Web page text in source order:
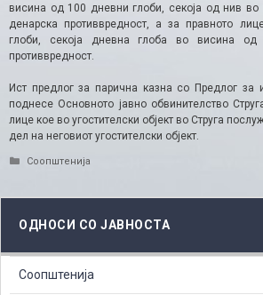
висина од 100 дневни глоби, секоја од нив
денарска противвредност, а за правното
глоби, секоја дневна глоба во висина
противвредност.
Ист предлог за парична казна со Предлог за
поднесе Основното јавно обвинителство
лице кое во угостителски објект во Струга
дел на неговиот угостителски објект.
Categories
Соопштенија
ОДНОСИ СО ЈАВНОСТА
Соопштенија